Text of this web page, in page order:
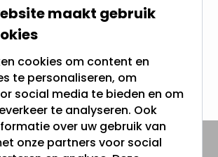
naar NL & BE
recht op retour
voorraad
Producten
maakt gebruik
cookies om content en
te personaliseren, om
social media te bieden en om
te analyseren. Ook
over uw gebruik van
onze partners voor social